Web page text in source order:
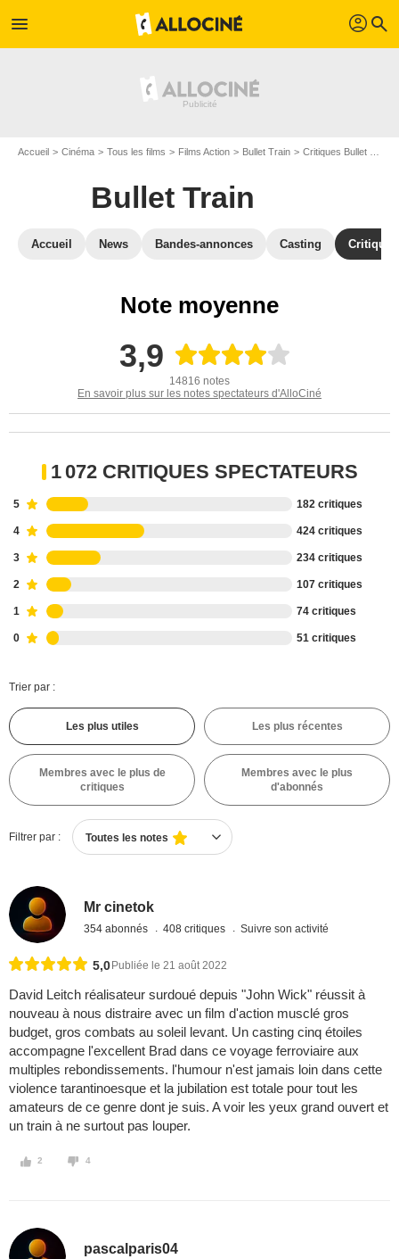
menu profil search
Accueil Cinéma Tous les films Films Action Bullet Train Critiques Bullet Train
Bullet Train
Accueil News Bandes-annonces Casting
Note moyenne
3,9
14816 notes
En savoir plus sur les notes spectateurs d'AlloCiné
1 072 CRITIQUES SPECTATEURS
5 182 critiques
4 424 critiques
3 234 critiques
2 107 critiques
1 74 critiques
0 51 critiques
Trier par :
Les plus utiles Les plus récentes
Membres avec le plus de
critiques
Membres avec le plus
d'abonnés
Filtrer par : Toutes les notes
Mr cinetok
354 abonnés 408 critiques Suivre son activité
5,0 Publiée le 21 août 2022
David Leitch réalisateur surdoué depuis "John Wick" réussit à
nouveau à nous distraire avec un film d'action musclé gros
budget, gros combats au soleil levant. Un casting cinq étoiles
accompagne l'excellent Brad dans ce voyage ferroviaire aux
multiples rebondissements. l'humour n'est jamais loin dans cette
violence tarantinoesque et la jubilation est totale pour tout les
amateurs de ce genre dont je suis. A voir les yeux grand ouvert et
un train à ne surtout pas louper.
2 4
pascalparis04